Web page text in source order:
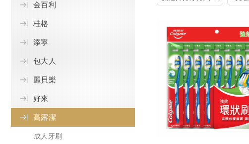
金百利
桂格
添寧
包大人
麗貝樂
好來
高露潔
成人牙刷